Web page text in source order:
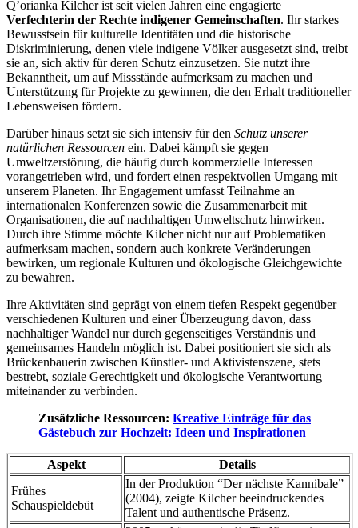
Q’orianka Kilcher ist seit vielen Jahren eine engagierte
Verfechterin der Rechte indigener Gemeinschaften. Ihr starkes
Bewusstsein für kulturelle Identitäten und die historische
Diskriminierung, denen viele indigene Völker ausgesetzt sind, treibt
sie an, sich aktiv für deren Schutz einzusetzen. Sie nutzt ihre
Bekanntheit, um auf Missstände aufmerksam zu machen und
Unterstützung für Projekte zu gewinnen, die den Erhalt traditioneller
Lebensweisen fördern.
Darüber hinaus setzt sie sich intensiv für den Schutz unserer
natürlichen Ressourcen ein. Dabei kämpft sie gegen
Umweltzerstörung, die häufig durch kommerzielle Interessen
vorangetrieben wird, und fordert einen respektvollen Umgang mit
unserem Planeten. Ihr Engagement umfasst Teilnahme an
internationalen Konferenzen sowie die Zusammenarbeit mit
Organisationen, die auf nachhaltigen Umweltschutz hinwirken.
Durch ihre Stimme möchte Kilcher nicht nur auf Problematiken
aufmerksam machen, sondern auch konkrete Veränderungen
bewirken, um regionale Kulturen und ökologische Gleichgewichte
zu bewahren.
Ihre Aktivitäten sind geprägt von einem tiefen Respekt gegenüber
verschiedenen Kulturen und einer Überzeugung davon, dass
nachhaltiger Wandel nur durch gegenseitiges Verständnis und
gemeinsames Handeln möglich ist. Dabei positioniert sie sich als
Brückenbauerin zwischen Künstler- und Aktivistenszene, stets
bestrebt, soziale Gerechtigkeit und ökologische Verantwortung
miteinander zu verbinden.
Zusätzliche Ressourcen: Kreative Einträge für das
Gästebuch zur Hochzeit: Ideen und Inspirationen
Aspekt
Details
Frühes
Schauspieldebüt
In der Produktion “Der nächste Kannibale”
(2004), zeigte Kilcher beeindruckendes
Talent und authentische Präsenz.